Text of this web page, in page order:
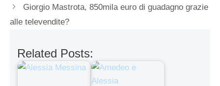
Giorgio Mastrota, 850mila euro di guadagno grazie
alle televendite?
Related Posts: